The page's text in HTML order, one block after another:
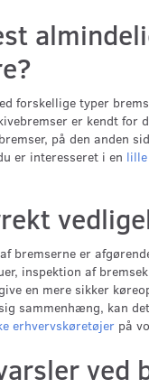
forskellige typer
er kendt
på den anden
er interesseret i en
bremserne er
inspektion af
en mere sikker
sammenhæng, kan
erhvervskøretøjerpå
ved